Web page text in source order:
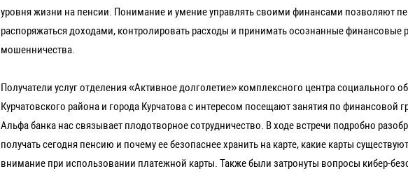
уровня жизни на пенсии. Понимание и умение управлять своими финансами позволяют
распоряжаться доходами, контролировать расходы и принимать осознанные финансовые
мошенничества.
Получатели услуг отделения «Активное долголетие» комплексного центра социального
Курчатовского района и города Курчатова с интересом посещают занятия по финансовой
Альфа банка нас связывает плодотворное сотрудничество. В ходе встречи подробно
получать сегодня пенсию и почему ее безопаснее хранить на карте, какие карты
внимание при использовании платежной карты. Также были затронуты вопросы кибер-